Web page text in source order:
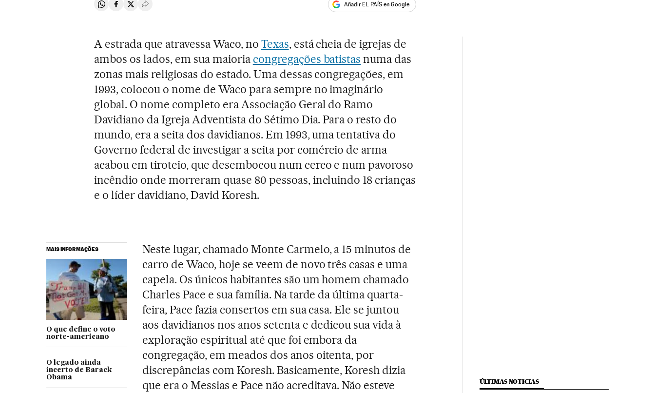
Compartir en Whatsapp
Compartir en Facebook
Compartir en Twitter
Desplegar Redes Sociales Añadir EL PAÍS en Google
A estrada que atravessa Waco, no Texas, está cheia de igrejas de
ambos os lados, em sua maioria congregações batistas numa das
zonas mais religiosas do estado. Uma dessas congregações, em
1993, colocou o nome de Waco para sempre no imaginário
global. O nome completo era Associação Geral do Ramo
Davidiano da Igreja Adventista do Sétimo Dia. Para o resto do
mundo, era a seita dos davidianos. Em 1993, uma tentativa do
Governo federal de investigar a seita por comércio de arma
acabou em tiroteio, que desembocou num cerco e num pavoroso
incêndio onde morreram quase 80 pessoas, incluindo 18 crianças
e o líder davidiano, David Koresh.
MAIS INFORMAÇÕES
O que define o voto
norte-americano
O legado ainda
incerto de Barack
Obama
Neste lugar, chamado Monte Carmelo, a 15 minutos de
carro de Waco, hoje se veem de novo três casas e uma
capela. Os únicos habitantes são um homem chamado
Charles Pace e sua família. Na tarde da última quarta-
feira, Pace fazia consertos em sua casa. Ele se juntou
aos davidianos nos anos setenta e dedicou sua vida à
exploração espiritual até que foi embora da
congregação, em meados dos anos oitenta, por
discrepâncias com Koresh. Basicamente, Koresh dizia
que era o Messias e Pace não acreditava. Não esteve
ÚLTIMAS NOTICIAS